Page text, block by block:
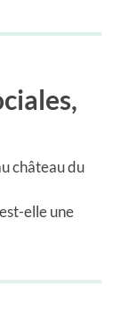
,
château du
elle une